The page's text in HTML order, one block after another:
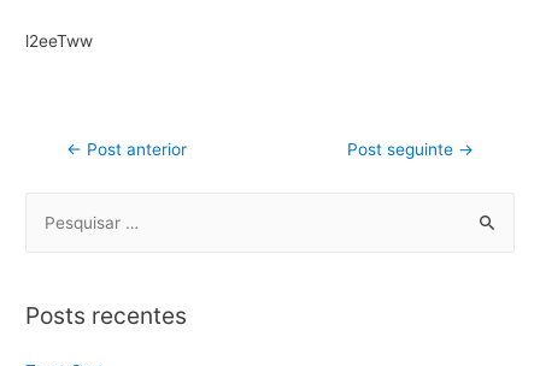
l2eeTww
← Post anterior Post seguinte →
Posts recentes